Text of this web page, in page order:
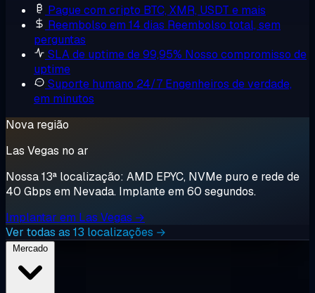
Pague com cripto BTC, XMR, USDT e mais
Reembolso em 14 dias Reembolso total, sem
perguntas
SLA de uptime de 99,95% Nosso compromisso de
uptime
Suporte humano 24/7 Engenheiros de verdade,
em minutos
Nova região
Las Vegas no ar
Nossa 13ª localização: AMD EPYC, NVMe puro e rede de
40 Gbps em Nevada. Implante em 60 segundos.
Implantar em Las Vegas →
Ver todas as 13 localizações →